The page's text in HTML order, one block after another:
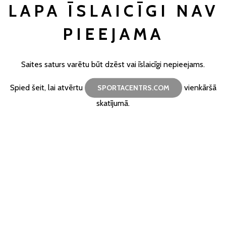
LAPA ĪSLAICĪGI NAV
PIEEJAMA
Saites saturs varētu būt dzēst vai īslaicīgi nepieejams.
Spied šeit, lai atvērtu SPORTACENTRS.COM
vienkāršā
skatījumā.